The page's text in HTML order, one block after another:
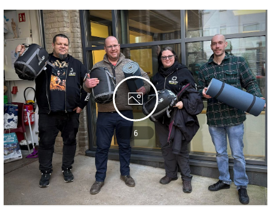
6